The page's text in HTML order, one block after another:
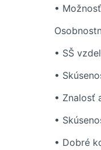
•
• SŠ
•
• Znalosť
•
• Dobré